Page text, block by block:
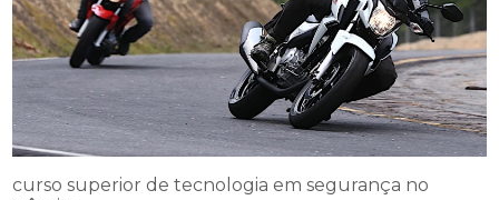
curso superior de tecnologia em segurança no